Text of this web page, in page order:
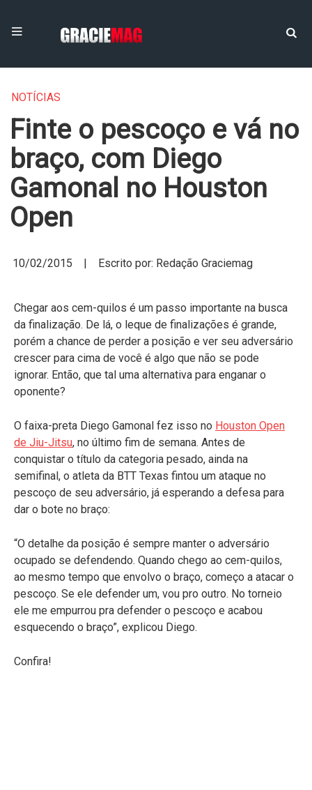
NOTÍCIAS
Finte o pescoço e vá no
braço, com Diego
Gamonal no Houston
Open
10/02/2015 | Escrito por: Redação Graciemag
Chegar aos cem-quilos é um passo importante na busca
da finalização. De lá, o leque de finalizações é grande,
porém a chance de perder a posição e ver seu adversário
crescer para cima de você é algo que não se pode
ignorar. Então, que tal uma alternativa para enganar o
oponente?
O faixa-preta Diego Gamonal fez isso no Houston Open
de Jiu-Jitsu, no último fim de semana. Antes de
conquistar o título da categoria pesado, ainda na
semifinal, o atleta da BTT Texas fintou um ataque no
pescoço de seu adversário, já esperando a defesa para
dar o bote no braço:
“O detalhe da posição é sempre manter o adversário
ocupado se defendendo. Quando chego ao cem-quilos,
ao mesmo tempo que envolvo o braço, começo a atacar o
pescoço. Se ele defender um, vou pro outro. No torneio
ele me empurrou pra defender o pescoço e acabou
esquecendo o braço”, explicou Diego.
Confira!